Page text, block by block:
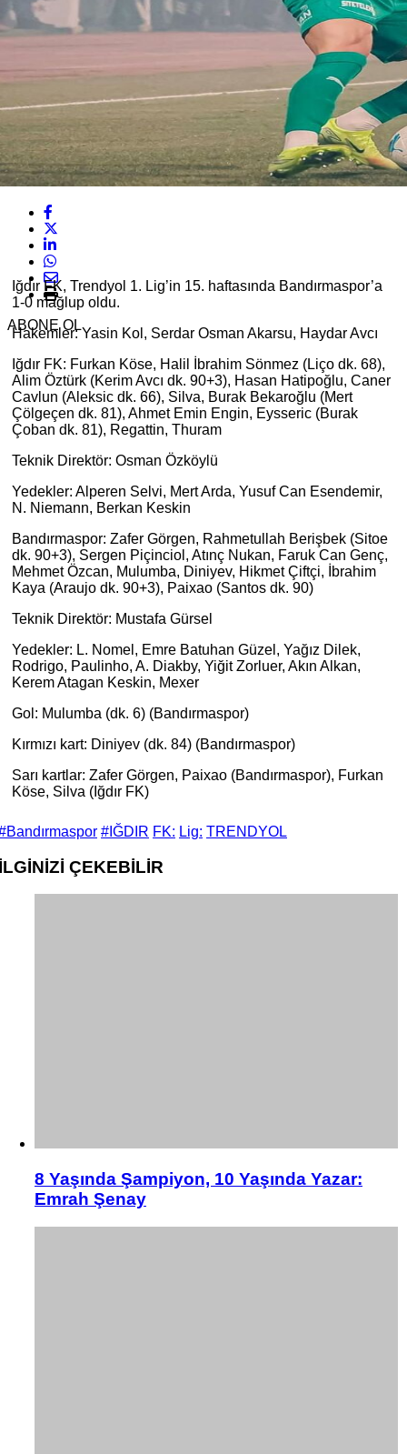
ABONE OL
Iğdır FK, Trendyol 1. Lig’in 15. haftasında Bandırmaspor’a
1-0 mağlup oldu.
Hakemler: Yasin Kol, Serdar Osman Akarsu, Haydar Avcı
Iğdır FK: Furkan Köse, Halil İbrahim Sönmez (Liço dk. 68),
Alim Öztürk (Kerim Avcı dk. 90+3), Hasan Hatipoğlu, Caner
Cavlun (Aleksic dk. 66), Silva, Burak Bekaroğlu (Mert
Çölgeçen dk. 81), Ahmet Emin Engin, Eysseric (Burak
Çoban dk. 81), Regattin, Thuram
Teknik Direktör: Osman Özköylü
Yedekler: Alperen Selvi, Mert Arda, Yusuf Can Esendemir,
N. Niemann, Berkan Keskin
Bandırmaspor: Zafer Görgen, Rahmetullah Berişbek (Sitoe
dk. 90+3), Sergen Piçinciol, Atınç Nukan, Faruk Can Genç,
Mehmet Özcan, Mulumba, Diniyev, Hikmet Çiftçi, İbrahim
Kaya (Araujo dk. 90+3), Paixao (Santos dk. 90)
Teknik Direktör: Mustafa Gürsel
Yedekler: L. Nomel, Emre Batuhan Güzel, Yağız Dilek,
Rodrigo, Paulinho, A. Diakby, Yiğit Zorluer, Akın Alkan,
Kerem Atagan Keskin, Mexer
Gol: Mulumba (dk. 6) (Bandırmaspor)
Kırmızı kart: Diniyev (dk. 84) (Bandırmaspor)
Sarı kartlar: Zafer Görgen, Paixao (Bandırmaspor), Furkan
Köse, Silva (Iğdır FK)
#IĞDIR FK: Lig: TRENDYOL
ÇEKEBİLİR
8 Yaşında Şampiyon, 10 Yaşında Yazar:
Emrah Şenay